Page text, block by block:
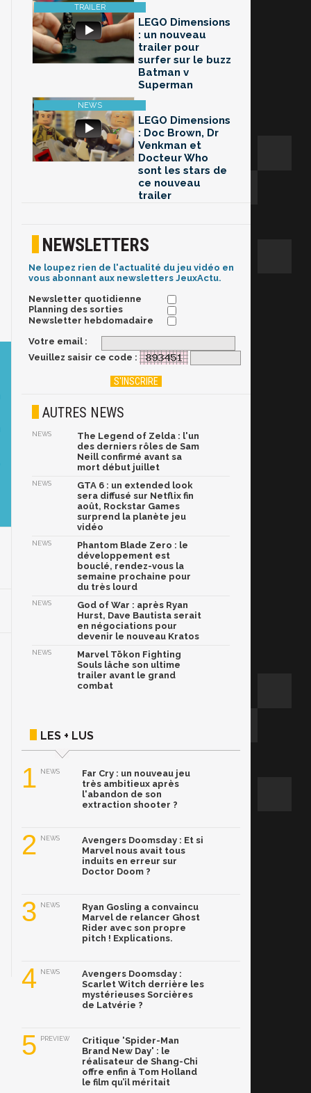
LEGO Dimensions
: un nouveau
trailer pour
surfer sur le buzz
Batman v
Superman
LEGO Dimensions
: Doc Brown, Dr
Venkman et
Docteur Who
sont les stars de
ce nouveau
trailer
NEWSLETTERS
Ne loupez rien de l'actualité du jeu vidéo en
vous abonnant aux newsletters JeuxActu.
Newsletter quotidienne
Planning des sorties
Newsletter hebdomadaire
Votre email :
Veuillez saisir ce code :
AUTRES NEWS
NEWS
The Legend of Zelda : l'un
des derniers rôles de Sam
Neill confirmé avant sa
mort début juillet
NEWS
GTA 6 : un extended look
sera diffusé sur Netflix fin
août, Rockstar Games
surprend la planète jeu
vidéo
NEWS
Phantom Blade Zero : le
développement est
bouclé, rendez-vous la
semaine prochaine pour
du très lourd
NEWS
God of War : après Ryan
Hurst, Dave Bautista serait
en négociations pour
devenir le nouveau Kratos
NEWS
Marvel Tōkon Fighting
Souls lâche son ultime
trailer avant le grand
combat
LES + LUS
1 NEWS
Far Cry : un nouveau jeu
très ambitieux après
l'abandon de son
extraction shooter ?
2 NEWS
Avengers Doomsday : Et si
Marvel nous avait tous
induits en erreur sur
Doctor Doom ?
3 NEWS
Ryan Gosling a convaincu
Marvel de relancer Ghost
Rider avec son propre
pitch ! Explications.
4 NEWS
Avengers Doomsday :
Scarlet Witch derrière les
mystérieuses Sorcières
de Latvérie ?
5 PREVIEW
Critique 'Spider-Man
Brand New Day' : le
réalisateur de Shang-Chi
offre enfin à Tom Holland
le film qu’il méritait